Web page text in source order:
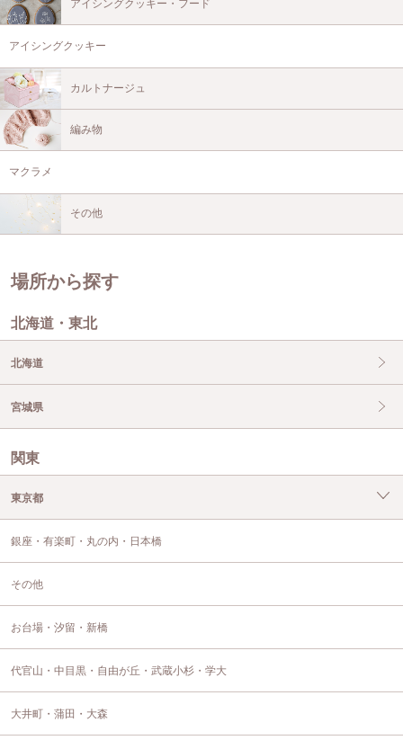
アイシングクッキー・フード
アイシングクッキー
カルトナージュ
編み物
マクラメ
その他
場所から探す
北海道・東北
北海道
宮城県
関東
東京都
銀座・有楽町・丸の内・日本橋
その他
お台場・汐留・新橋
代官山・中目黒・自由が丘・武蔵小杉・学大
大井町・蒲田・大森